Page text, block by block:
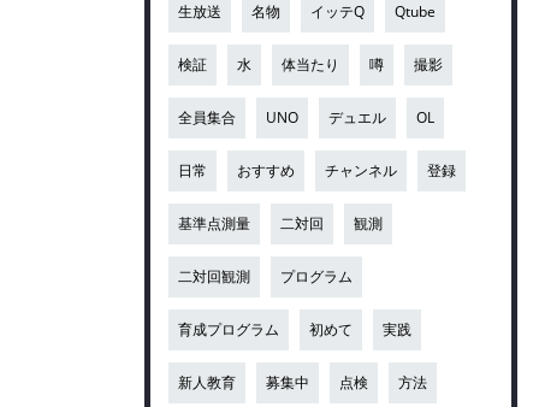
生放送 名物 イッテQ Qtube
検証 水 体当たり 噂 撮影
全員集合 UNO デュエル OL
日常 おすすめ チャンネル 登録
基準点測量 二対回 観測
二対回観測 プログラム
育成プログラム 初めて 実践
新人教育 募集中 点検 方法